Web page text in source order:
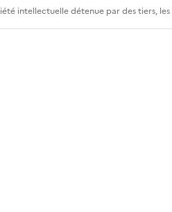
intellectuelle détenue par des tiers,